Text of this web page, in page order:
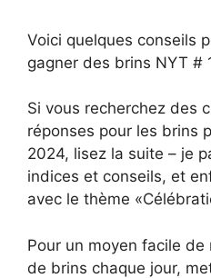
Voici quelques conseils
gagner des brins NYT #
Si vous recherchez des
réponses pour les brins
2024, lisez la suite – je
indices et conseils, et
avec le thème
Pour un moyen facile
de brins chaque jour,